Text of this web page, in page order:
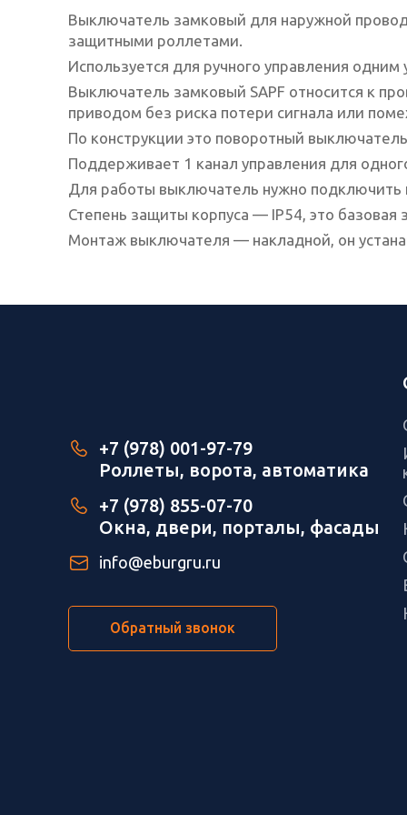
Выключатель замковый для наружной
защитными роллетами.
Используется для ручного управления
Выключатель замковый SAPF относится к
приводом без риска потери сигнала или
По конструкции это поворотный
Поддерживает 1 канал управления для
Для работы выключатель нужно подключить
Степень защиты корпуса — IP54, это
Монтаж выключателя — накладной, он
+7 (978) 001-97-79
Роллеты, ворота, автоматика
+7 (978) 855-07-70
Окна, двери, порталы, фасады
info@eburgru.ru
Обратный звонок